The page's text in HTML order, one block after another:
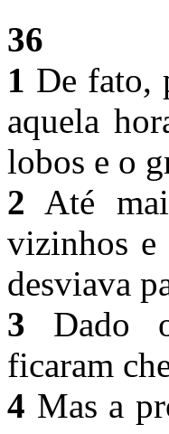
36
1 De fato,
aquela
lobos e o
2 Até
vizinhos e
desviava
3 Dado
ficaram
4 Mas a